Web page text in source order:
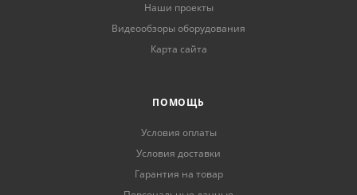
Наши проекты
Видеообзоры оборудования
Карта сайта
ПОМОЩЬ
Условия оплаты
Условия доставки
Гарантия на товар